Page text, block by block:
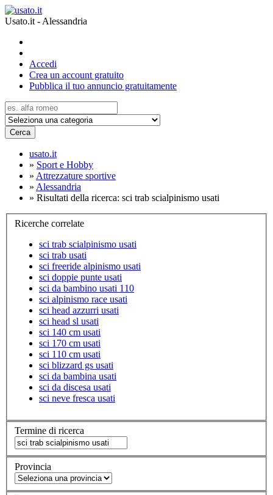
Usato.it - Alessandria
Accedi
Crea un account gratuito
Pubblica il tuo annuncio gratuitamente
Cerca
usato.it
» Sport e Hobby
» Attrezzature sportive
» Alessandria
» Risultati della ricerca: sci trab scialpinismo usati
Ricerche correlate
sci trab scialpinismo usati
sci trab usati
sci freeride alpinismo usati
sci doppie punte usati
sci da bambino usati 110
sci alpinismo race usati
sci head azzurri usati
sci head sl usati
sci 140 cm usati
sci 170 cm usati
sci 110 cm usati
sci blizzard gs usati
sci da bambina usati
sci da discesa usati
sci neve fresca usati
Termine di ricerca
Provincia